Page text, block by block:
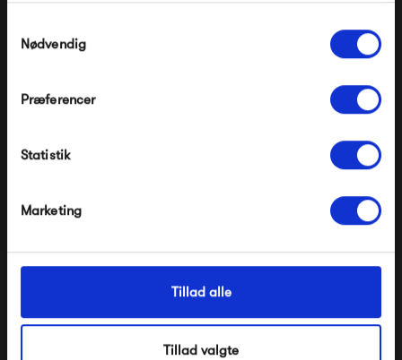
Nødvendig
Præferencer
Statistik
Marketing
Tillad alle
Tillad valgte
Form Barstol Eg 75
Normann Copenhagen
Form Barstol Krom 75
Gælder ikke på produkter fra Fermob, File Under
*Ved at tilmelde dig accepterer du at modtage e-